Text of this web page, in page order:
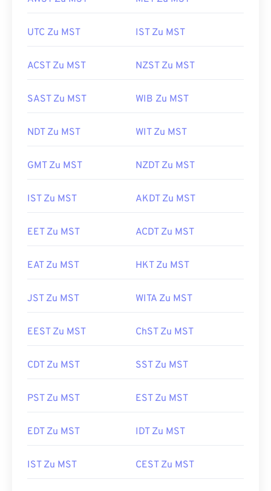
UTC Zu MST IST Zu MST
ACST Zu MST NZST Zu MST
SAST Zu MST WIB Zu MST
NDT Zu MST WIT Zu MST
GMT Zu MST NZDT Zu MST
IST Zu MST AKDT Zu MST
EET Zu MST ACDT Zu MST
EAT Zu MST HKT Zu MST
JST Zu MST WITA Zu MST
EEST Zu MST ChST Zu MST
CDT Zu MST SST Zu MST
PST Zu MST EST Zu MST
EDT Zu MST IDT Zu MST
IST Zu MST CEST Zu MST